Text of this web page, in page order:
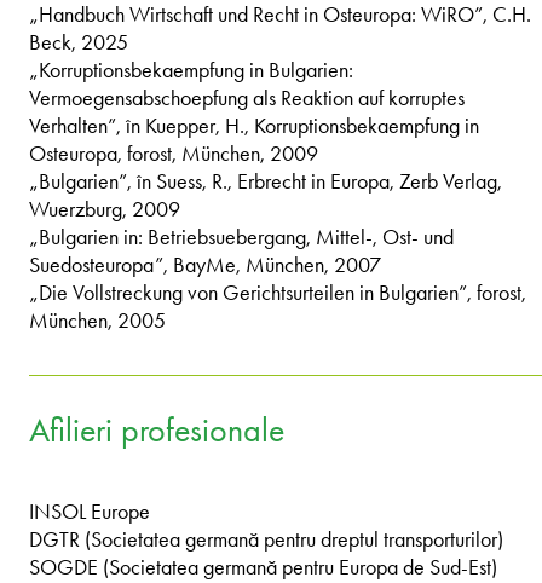
„Handbuch Wirtschaft und Recht in Osteuropa: WiRO”, C.H.
Beck, 2025
„Korruptionsbekaempfung in Bulgarien:
Vermoegensabschoepfung als Reaktion auf korruptes
Verhalten”, în Kuepper, H., Korruptionsbekaempfung in
Osteuropa, forost, München, 2009
„Bulgarien”, în Suess, R., Erbrecht in Europa, Zerb Verlag,
Wuerzburg, 2009
„Bulgarien in: Betriebsuebergang, Mittel-, Ost- und
Suedosteuropa”, BayMe, München, 2007
„Die Vollstreckung von Gerichtsurteilen in Bulgarien”, forost,
München, 2005
Afilieri profesionale
INSOL Europe
DGTR (Societatea germană pentru dreptul transporturilor)
SOGDE (Societatea germană pentru Europa de Sud-Est)